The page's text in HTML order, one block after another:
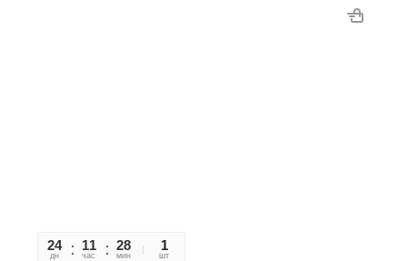
24
дн
11
час
28
мин
46
сек
1
шт